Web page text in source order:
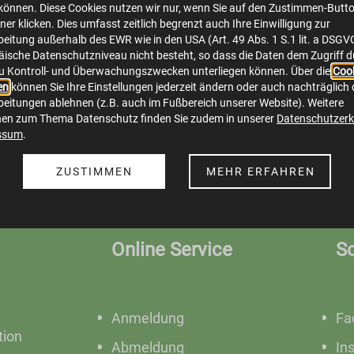
Diese Cookies nutzen wir nur, wenn Sie auf den Zustimmen-
klicken. Dies umfasst zeitlich begrenzt auch Ihre Einwilligung zur
außerhalb des EWR wie in den USA (Art. 49 Abs. 1 S.1 lit. a
Datenschutzniveau nicht besteht, so dass die Daten dem Zugriff
Kontroll- und Überwachungszwecken unterliegen können. Über die
können Sie Ihre Einstellungen jederzeit ändern oder auch nachträglich
ablehnen (z.B. auch im Fußbereich unserer Website). Weitere
zum Thema Datenschutz finden Sie zudem in unserer
.
ZUSTIMMEN MEHR ERFAHREN
20150513-1957-Bauernschaften_abend-
image/jpeg 5472x3648 2.2 MB
Herunterladen Bild in voller Größe anzeigen…
Online Service
Anmeldung
Abmeldung